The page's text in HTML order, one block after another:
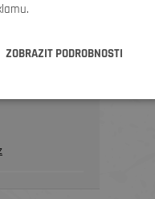
výměny,
ZOBRAZIT PODROBNOSTI